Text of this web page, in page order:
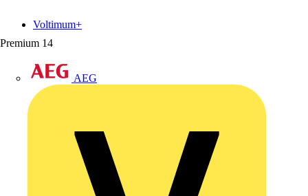
Premium 14
AEG
Voltimum+